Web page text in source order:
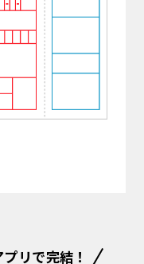
リで完結！